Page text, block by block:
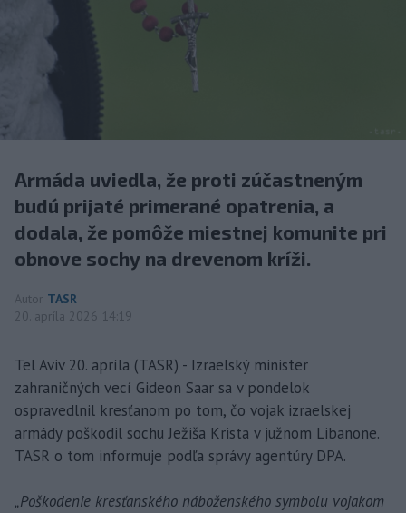
Armáda uviedla, že proti zúčastneným
budú prijaté primerané opatrenia, a
dodala, že pomôže miestnej komunite pri
obnove sochy na drevenom kríži.
Autor TASR
20. apríla 2026 14:19
Tel Aviv 20. apríla (TASR) - Izraelský minister
zahraničných vecí Gideon Saar sa v pondelok
ospravedlnil kresťanom po tom, čo vojak izraelskej
armády poškodil sochu Ježiša Krista v južnom Libanone.
TASR o tom informuje podľa správy agentúry DPA.
„Poškodenie kresťanského náboženského symbolu vojakom